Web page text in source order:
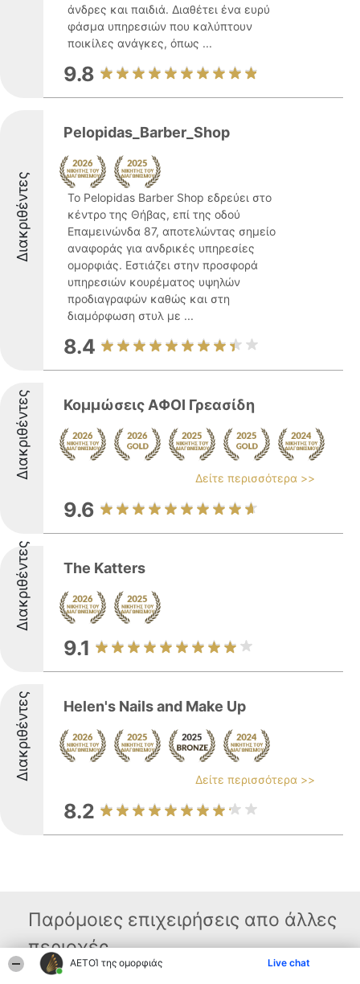
ΑΕΤΟΊ της ομορφιάς Live chat
άνδρες και παιδιά. Διαθέτει ένα ευρύ
φάσμα υπηρεσιών που καλύπτουν
ποικίλες ανάγκες, όπως ...
9.8
Διακριθέντες
Pelopidas_Barber_Shop
Το Pelopidas Barber Shop εδρεύει στο
κέντρο της Θήβας, επί της οδού
Επαμεινώνδα 87, αποτελώντας σημείο
αναφοράς για ανδρικές υπηρεσίες
ομορφιάς. Εστιάζει στην προσφορά
υπηρεσιών κουρέματος υψηλών
προδιαγραφών καθώς και στη
διαμόρφωση στυλ με ...
8.4
Διακριθέντες Κομμώσεις ΑΦΟΙ Γρεασίδη
Δείτε περισσότερα >>
9.6
Διακριθέντες The Katters
9.1
Διακριθέντες Helen's Nails and Make Up
Δείτε περισσότερα >>
8.2
Παρόμοιες επιχειρήσεις απο άλλες
περιοχές